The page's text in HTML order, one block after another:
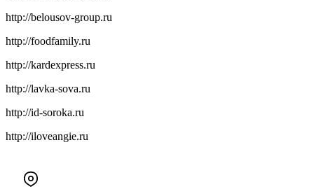
http://belousov-group.ru
http://foodfamily.ru
http://kardexpress.ru
http://lavka-sova.ru
http://id-soroka.ru
http://iloveangie.ru